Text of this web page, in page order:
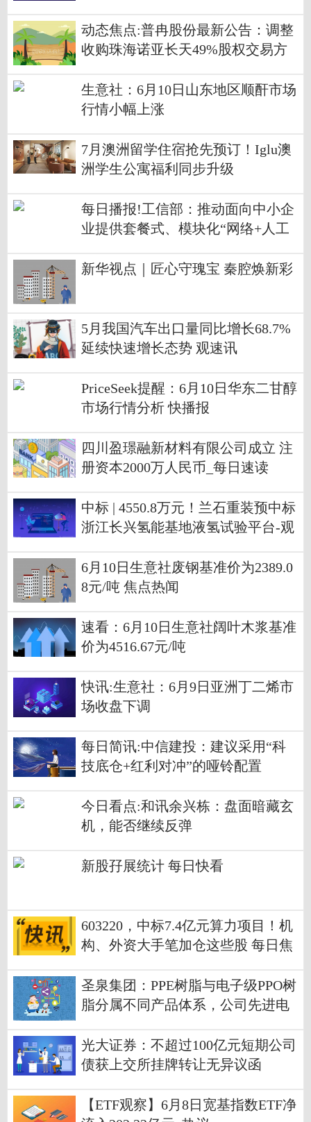
动态焦点:普冉股份最新公告：调整
收购珠海诺亚长天49%股权交易方
生意社：6月10日山东地区顺酐市场
行情小幅上涨
7月澳洲留学住宿抢先预订！Iglu澳
洲学生公寓福利同步升级
每日播报!工信部：推动面向中小企
业提供套餐式、模块化“网络+人工
求
新华视点｜匠心守瑰宝 秦腔焕新彩
5月我国汽车出口量同比增长68.7%
延续快速增长态势 观速讯
PriceSeek提醒：6月10日华东二甘醇
市场行情分析 快播报
四川盈璟融新材料有限公司成立 注
册资本2000万人民币_每日速读
中标 | 4550.8万元！兰石重装预中标
浙江长兴氢能基地液氢试验平台-观
6月10日生意社废钢基准价为2389.0
8元/吨 焦点热闻
速看：6月10日生意社阔叶木浆基准
价为4516.67元/吨
快讯:生意社：6月9日亚洲丁二烯市
场收盘下调
每日简讯:中信建投：建议采用“科
技底仓+红利对冲”的哑铃配置
今日看点:和讯余兴栋：盘面暗藏玄
机，能否继续反弹
新股孖展统计 每日快看
603220，中标7.4亿元算力项目！机
构、外资大手笔加仓这些股 每日焦
圣泉集团：PPE树脂与电子级PPO树
脂分属不同产品体系，公司先进电
日速讯
光大证券：不超过100亿元短期公司
债获上交所挂牌转让无异议函
【ETF观察】6月8日宽基指数ETF净